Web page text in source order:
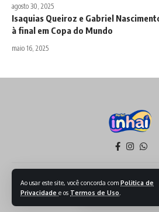
Ao usar este site, você concorda com Politica de
Privacidade e os Termos de Uso
agosto 30, 2025
Isaquias Queiroz e Gabriel
à final em Copa do Mundo
maio 16, 2025
Todos os Direitos reservados - 2026 -
Política de Privacidade